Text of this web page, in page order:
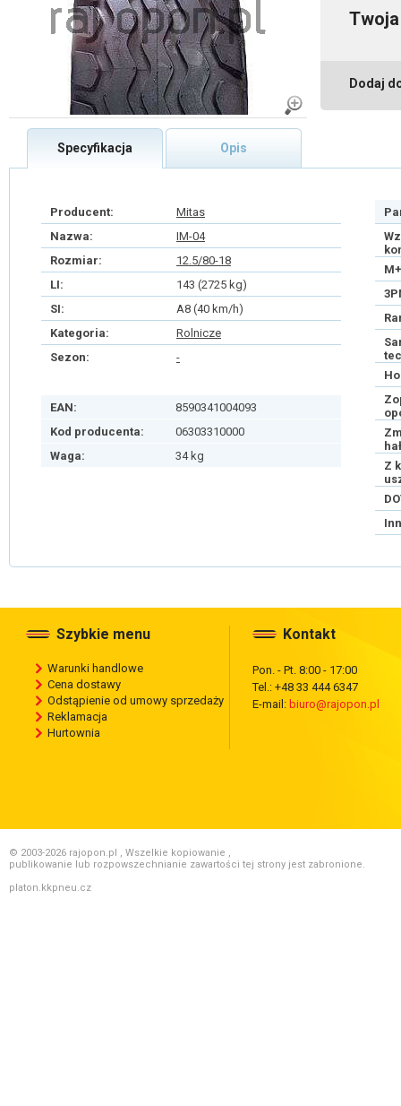
Dodaj
Specyfikacja Opis
Producent:
Mitas
Nazwa:
IM-04
Rozmiar:
12.5/80-18
LI:
143 (2725 kg)
SI:
A8 (40 km/h)
Kategoria:
Rolnicze
Sezon:
-
EAN:
8590341004093
Kod producenta:
06303310000
Waga:
34 kg
Z
Szybkie menu
Warunki handlowe
Cena dostawy
Odstąpienie od umowy sprzedaży
Reklamacja
Hurtownia
Kontakt
Pon. - Pt. 8:00 - 17:00
Tel.: +48 33 444 6347
E-mail: biuro@rajopon.pl
© 2003-2026 rajopon.pl , Wszelkie kopiowanie ,
publikowanie lub rozpowszechnianie zawartości tej strony jest zabronione.
platon.kkpneu.cz